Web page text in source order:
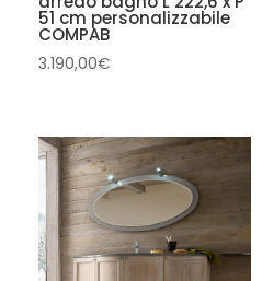
51 cm personalizzabile
COMPAB
3.190,00€